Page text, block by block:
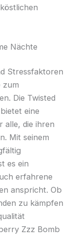
Nächte
Stressfaktoren
zum
Die Twisted
eine
alle, die ihren
Mit seinem
es ein
erfahrene
anspricht. Ob
zu kämpfen
Zzz Bomb